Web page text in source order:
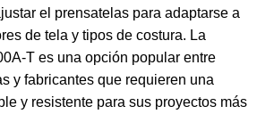
el prensatelas para adaptarse a
de tela y tipos de costura. La
T es una opción popular entre
y fabricantes que requieren una
y resistente para sus proyectos más